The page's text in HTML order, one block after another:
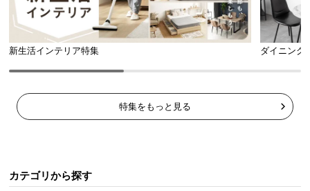
新生活インテリア特集 ダイニング
特集をもっと見る
カテゴリから探す